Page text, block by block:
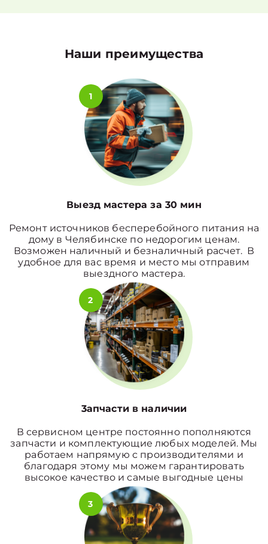
Наши преимущества
1
Выезд мастера за 30 мин
Ремонт источников бесперебойного питания на
дому в Челябинске по недорогим ценам.
Возможен наличный и безналичный расчет. В
удобное для вас время и место мы отправим
выездного мастера.
2
3апчасти в наличии
В сервисном центре постоянно пополняются
запчасти и комплектующие любых моделей. Мы
работаем напрямую с производителями и
благодаря этому мы можем гарантировать
высокое качество и самые выгодные цены
3